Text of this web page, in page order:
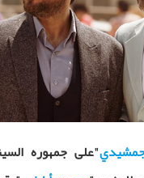
"على جمهوره